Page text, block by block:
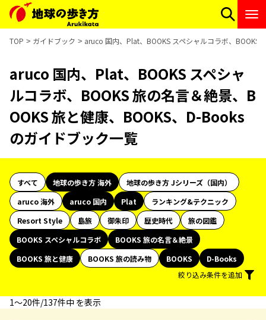
TOP ガイドブック aruco 国内、Plat、BOOKS スペシャルコラボ、BOOKS
aruco 国内、Plat、BOOKS スペシャ
ルコラボ、BOOKS 旅の名言＆絶景、B
OOKS 旅と健康、BOOKS、D-Books
のガイドブック一覧
すべて 地球の歩き方 海外
地球の歩き方 Jシリーズ（国内）
aruco 海外
aruco 国内 Plat
ランキング&テクニック
Resort Style
島旅 御朱印 歴史時代
旅の図鑑
BOOKS スペシャルコラボ
BOOKS 旅の名言＆絶景
BOOKS 旅と健康
BOOKS 旅の読み物 BOOKS
D-Books
絞り込み条件を追加
1〜20件/137件中 を表示